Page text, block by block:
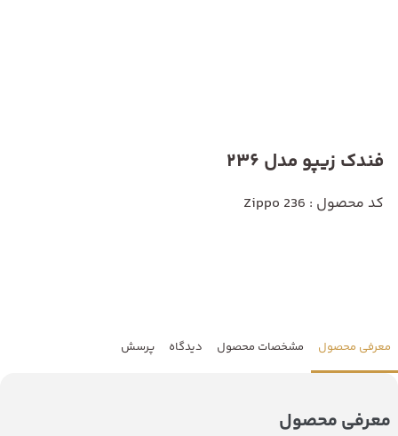
فندک زیپو مدل 236
کد محصول : Zippo 236
معرفی محصول مشخصات محصول دیدگاه پرسش
معرفی محصول